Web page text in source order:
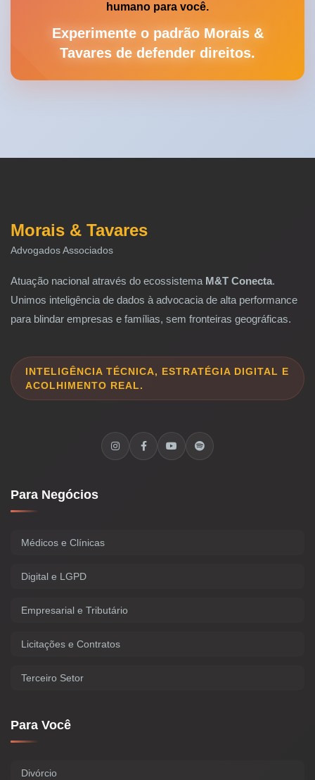
humano para você.
Experimente o padrão Morais &
Tavares de defender direitos.
Morais & Tavares
Advogados Associados
Atuação nacional através do ecossistema M&T Conecta.
Unimos inteligência de dados à advocacia de alta performance
para blindar empresas e famílias, sem fronteiras geográficas.
INTELIGÊNCIA TÉCNICA, ESTRATÉGIA DIGITAL E
ACOLHIMENTO REAL.
Para Negócios
Médicos e Clínicas
Digital e LGPD
Empresarial e Tributário
Licitações e Contratos
Terceiro Setor
Para Você
Divórcio